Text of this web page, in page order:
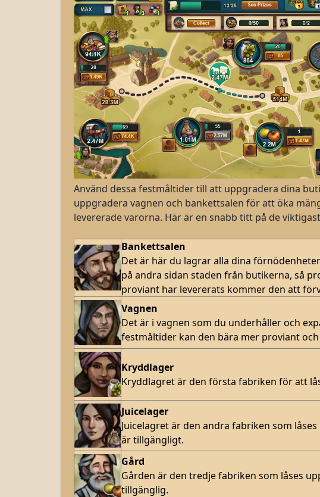
Använd dessa festmåltider till att uppgradera dina
uppgradera vagnen och bankettsalen för att öka
levererade varorna. Här är en snabb titt på de
Bankettsalen
Det är här du lagrar alla dina
på andra sidan staden från butikerna, så
proviant har levererats kommer den att
Vagnen
Det är i vagnen som du underhåller och
festmåltider kan den bära mer proviant
Kryddlager
Kryddlagret är den första fabriken för att
Juicelager
Juicelagretär den andra fabriken som
är tillgängligt.
Gård
Gården är den tredje fabriken som låses
tillgänglig.